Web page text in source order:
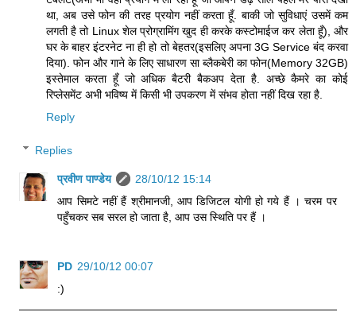
था, अब उसे फोन की तरह प्रयोग नहीं करता हूँ. बाकी जो सुविधाएं उसमें कम
लगती है तो Linux शेल प्रोग्रामिंग खुद ही करके कस्टोमाईज कर लेता हूँ), और
घर के बाहर इंटरनेट ना ही हो तो बेहतर(इसलिए अपना 3G Service बंद करवा
दिया). फोन और गाने के लिए साधारण सा ब्लैकबेरी का फोन(Memory 32GB)
इस्तेमाल करता हूँ जो अधिक बैटरी बैकअप देता है. अच्छे कैमरे का कोई
रिप्लेसमेंट अभी भविष्य में किसी भी उपकरण में संभव होता नहीं दिख रहा है.
Reply
Replies
प्रवीण पाण्डेय
28/10/12 15:14
आप सिमटे नहीं हैं श्रीमानजी, आप डिजिटल योगी हो गये हैं । चरम पर
पहुँचकर सब सरल हो जाता है, आप उस स्थिति पर हैं ।
PD 29/10/12 00:07
:)